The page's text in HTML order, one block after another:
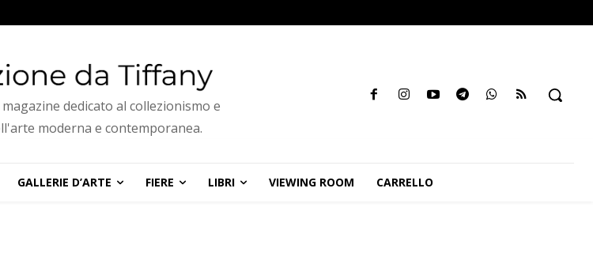
dedicato al collezionismo e
moderna e contemporanea.
GALLERIE D’ARTE FIERE LIBRI VIEWING ROOM CARRELLO